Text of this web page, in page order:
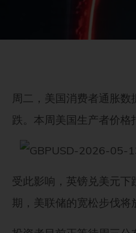
周二，美国消费者通胀
跌。本周美国生产者价格
受此影响，英镑兑美元
期，美联储的宽松步伐将